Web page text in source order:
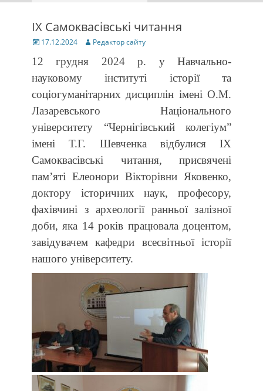
IX Самоквасівські читання
Posted
17.12.2024 Author
Редактор сайту
12 грудня 2024 р. у Навчально-
науковому інституті історії та
соціогуманітарних дисциплін імені О.М.
Лазаревського Національного
університету “Чернігівський колегіум”
імені Т.Г. Шевченка відбулися IX
Самоквасівські читання, присвячені
пам’яті Елеонори Вікторівни Яковенко,
доктору історичних наук, професору,
фахівчині з археології ранньої залізної
доби, яка 14 років працювала доцентом,
завідувачем кафедри всесвітньої історії
нашого університету.